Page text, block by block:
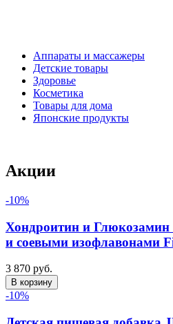
Аппараты и массажеры
Детские товары
Здоровье
Косметика
Товары для дома
Японские продукты
Акции
-10%
Хондроитин и Глюкозамин
и соевыми изофлавонами
3 870 руб.
В корзину
-10%